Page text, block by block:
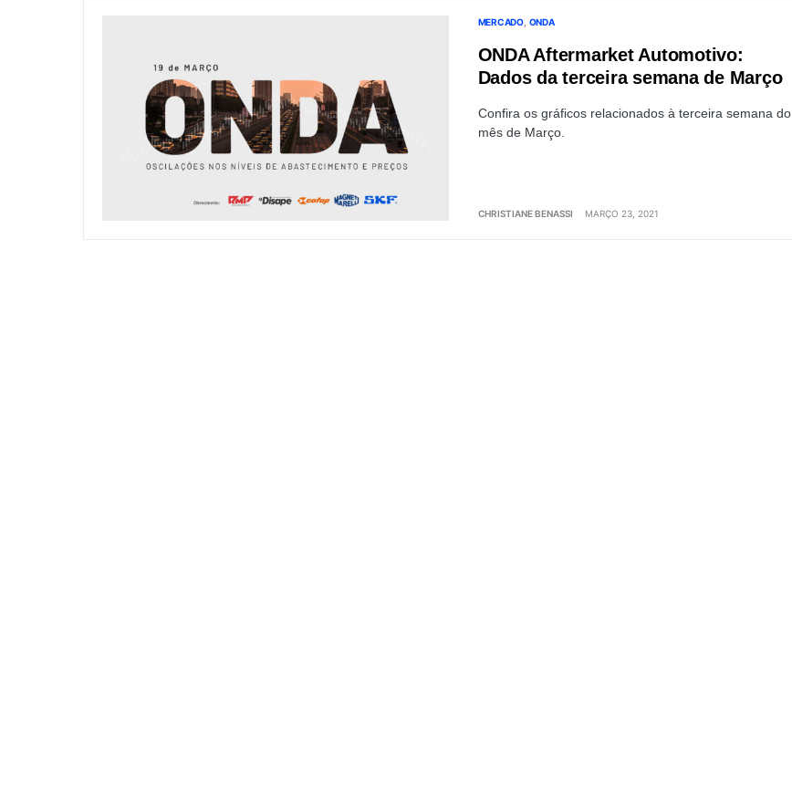
MERCADO ONDA
ONDA Aftermarket Automotivo:
Dados da terceira semana de Março
Confira os gráficos relacionados à terceira semana do
mês de Março.
CHRISTIANE BENASSI MARÇO 23, 2021